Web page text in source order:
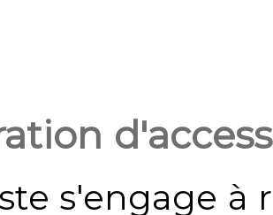
s'engage à